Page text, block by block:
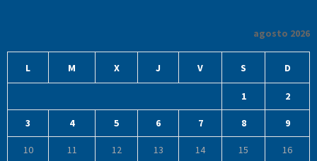
agosto 2026
L M X J V S D
1 2
3 4 5 6 7 8 9
10 11 12 13 14 15 16